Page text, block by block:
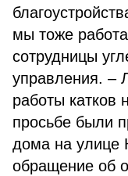
мы тоже
сотрудницы
управления. –
работы катков
просьбе были
дома на улице
обращение об